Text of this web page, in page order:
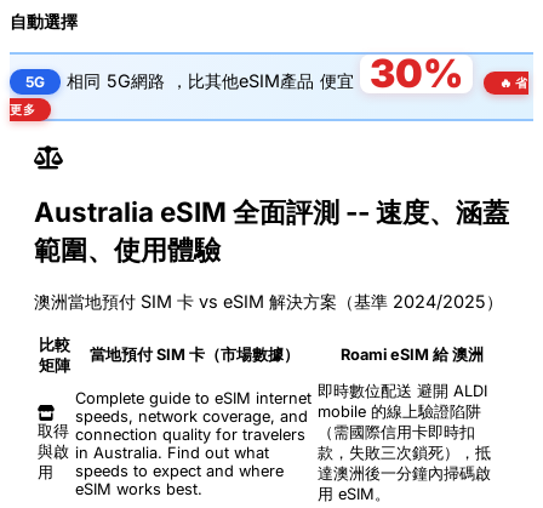
自動選擇
5G 相同 5G網路 ，比其他eSIM產品 便宜 30%
🔥 省
更多
Australia eSIM 全面評測 -- 速度、涵蓋
範圍、使用體驗
澳洲當地預付 SIM 卡 vs eSIM 解決方案（基準 2024/2025）
比較
矩陣
當地預付 SIM 卡（市場數據） Roami eSIM 給 澳洲
取得
與啟
用
Complete guide to eSIM internet
speeds, network coverage, and
connection quality for travelers
in Australia. Find out what
speeds to expect and where
eSIM works best.
即時數位配送 避開 ALDI
mobile 的線上驗證陷阱
（需國際信用卡即時扣
款，失敗三次鎖死），抵
達澳洲後一分鐘內掃碼啟
用 eSIM。